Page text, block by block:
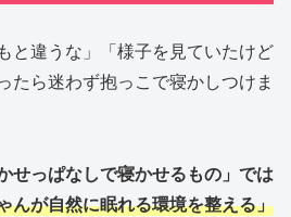
と違うな」「様子を見ていたけど
たら迷わず抱っこで寝かしつけま
せっぱなしで寝かせるもの」では
んが自然に眠れる環境を整える」